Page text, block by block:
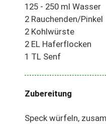
125 - 250 ml Wasser
2 Rauchenden/Pinkel
2 Kohlwürste
2 EL Haferflocken
1 TL Senf
Zubereitung
Speck würfeln,